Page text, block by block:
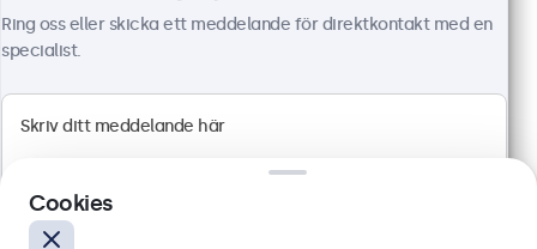
Full HD multitouch panel
Montering: skrivbord, inbyggd, vägg
Yttermått: 297 x 185 x 40 mm
5 623,75 kr inkl. moms
Ring oss eller skicka ett meddelande för direktkontakt med en
specialist.
Cookies